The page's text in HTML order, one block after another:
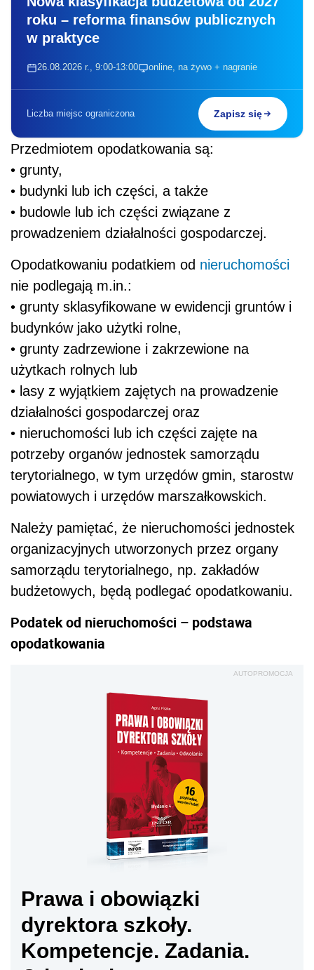
roku – reforma finansów publicznych
w praktyce
26.08.2026 r., 9:00-13:00 online, na żywo + nagranie
Liczba miejsc ograniczona Zapisz się
Przedmiotem opodatkowania są:
• grunty,
• budynki lub ich części, a także
• budowle lub ich części związane z
prowadzeniem działalności gospodarczej.
Opodatkowaniu podatkiem od nieruchomości
nie podlegają m.in.:
• grunty sklasyfikowane w ewidencji gruntów i
budynków jako użytki rolne,
• grunty zadrzewione i zakrzewione na
użytkach rolnych lub
• lasy z wyjątkiem zajętych na prowadzenie
działalności gospodarczej oraz
• nieruchomości lub ich części zajęte na
potrzeby organów jednostek samorządu
terytorialnego, w tym urzędów gmin, starostw
powiatowych i urzędów marszałkowskich.
Należy pamiętać, że nieruchomości jednostek
organizacyjnych utworzonych przez organy
samorządu terytorialnego, np. zakładów
budżetowych, będą podlegać opodatkowaniu.
Podatek od nieruchomości – podstawa
opodatkowania
AUTOPROMOCJA
Prawa i obowiązki
dyrektora szkoły.
Kompetencje. Zadania.